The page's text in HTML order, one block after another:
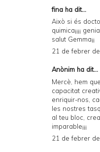
fina ha dit...
Això si és
quimica¡¡¡¡
salut Gemma¡¡
21 de febrer
Anònim ha dit...
Mercè, hem
capacitat
enriquir-nos,
les nostres
al teu bloc,
imparable¡¡¡
21 de febrer